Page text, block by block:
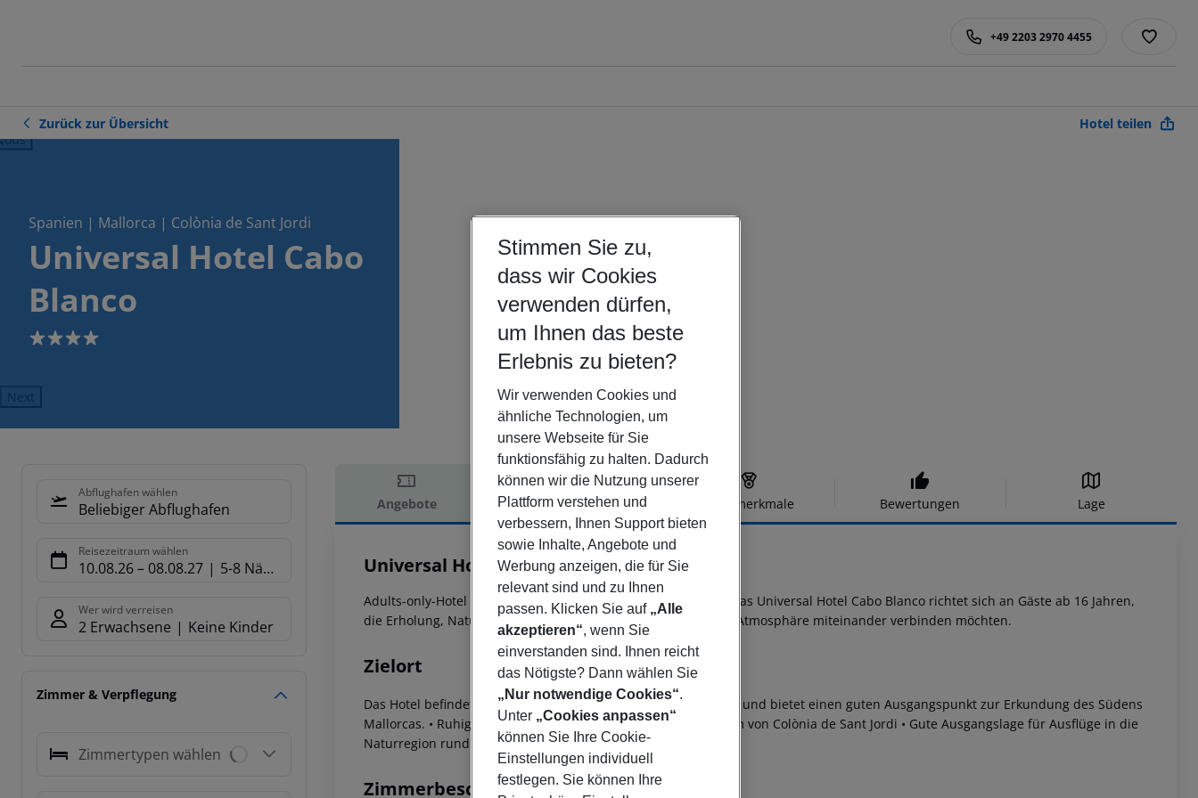
+49 2203 2970 4455
Zurück zur Übersicht Hotel teilen
Spanien | Mallorca | Colònia de Sant Jordi
Universal Hotel Cabo
Blanco
4
Next
Abflughafen wählen
Beliebiger Abflughafen
Reisezeitraum wählen
10.08.26– 08.08.27 5-8 Nächte
Wer wird verreisen
2 Erwachsene Keine Kinder
Zimmer & Verpflegung
Zimmertypen wählen
Angebote Hotelbeschreibung Hotelmerkmale Bewertungen Lage
Hotelbeschreibung
Universal Hotel Cabo Blanco
4
Adults-only-Hotel in ruhiger Lage nahe Colònia de Sant Jordi. Das Universal Hotel Cabo Blanco richtet sich an Gäste ab 16 Jahren,
die Erholung, Natur und sportliche Aktivitäten in entspannter Atmosphäre miteinander verbinden möchten.
Zielort
Das Hotel befindet sich in Colònia de Sant Jordi in Meeresnähe und bietet einen guten Ausgangspunkt zur Erkundung des Südens
Mallorcas. • Ruhige Lage an der Küste• Nahe dem Ortszentrum von Colònia de Sant Jordi • Gute Ausgangslage für Ausflüge in die
Naturregion rund um Es Trenc und Cabrera
Zimmerbeschreibung
Stimmen Sie zu,
dass wir Cookies
verwenden dürfen,
um Ihnen das beste
Erlebnis zu bieten?
Wir verwenden Cookies und
ähnliche Technologien, um
unsere Webseite für Sie
funktionsfähig zu halten. Dadurch
können wir die Nutzung unserer
Plattform verstehen und
verbessern, Ihnen Support bieten
sowie Inhalte, Angebote und
Werbung anzeigen, die für Sie
relevant sind und zu Ihnen
passen. Klicken Sie auf „Alle
akzeptieren“, wenn Sie
einverstanden sind. Ihnen reicht
das Nötigste? Dann wählen Sie
„Nur notwendige Cookies“.
Unter „Cookies anpassen“
können Sie Ihre Cookie-
Einstellungen individuell
festlegen. Sie können Ihre